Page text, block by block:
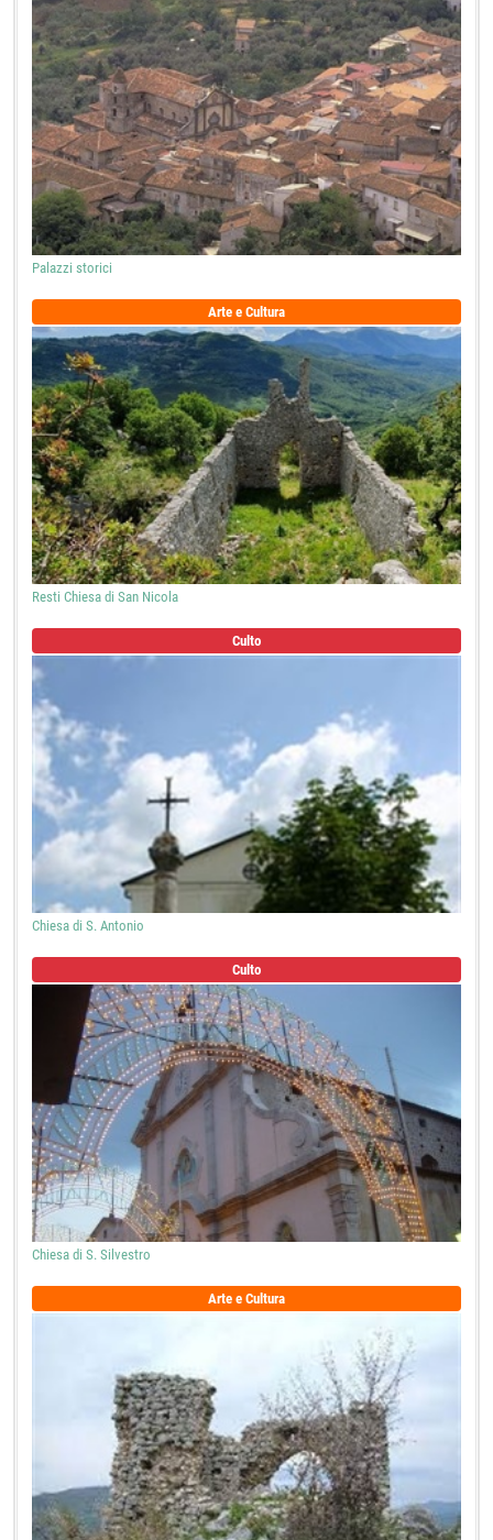
Palazzi storici
Arte e Cultura
Resti Chiesa di San Nicola
Culto
Chiesa di S. Antonio
Culto
Chiesa di S. Silvestro
Arte e Cultura